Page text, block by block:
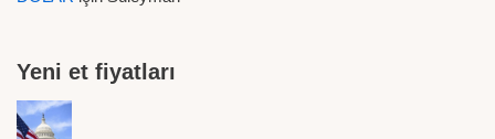
Yeni et fiyatları